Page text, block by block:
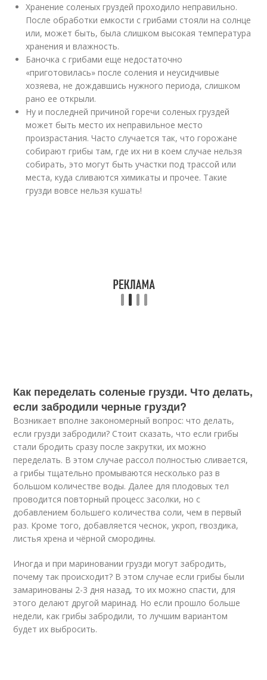
Хранение соленых груздей проходило неправильно.
После обработки емкости с грибами стояли на солнце
или, может быть, была слишком высокая температура
хранения и влажность.
Баночка с грибами еще недостаточно
«приготовилась» после соления и неусидчивые
хозяева, не дождавшись нужного периода, слишком
рано ее открыли.
Ну и последней причиной горечи соленых груздей
может быть место их неправильное место
произрастания. Часто случается так, что горожане
собирают грибы там, где их ни в коем случае нельзя
собирать, это могут быть участки под трассой или
места, куда сливаются химикаты и прочее. Такие
грузди вовсе нельзя кушать!
Как переделать соленые грузди. Что делать,
если забродили черные грузди?
Возникает вполне закономерный вопрос: что делать,
если грузди забродили? Стоит сказать, что если грибы
стали бродить сразу после закрутки, их можно
переделать. В этом случае рассол полностью сливается,
а грибы тщательно промываются несколько раз в
большом количестве воды. Далее для плодовых тел
проводится повторный процесс засолки, но с
добавлением большего количества соли, чем в первый
раз. Кроме того, добавляется чеснок, укроп, гвоздика,
листья хрена и чёрной смородины.
Иногда и при мариновании грузди могут забродить,
почему так происходит? В этом случае если грибы были
замаринованы 2-3 дня назад, то их можно спасти, для
этого делают другой маринад. Но если прошло больше
недели, как грибы забродили, то лучшим вариантом
будет их выбросить.